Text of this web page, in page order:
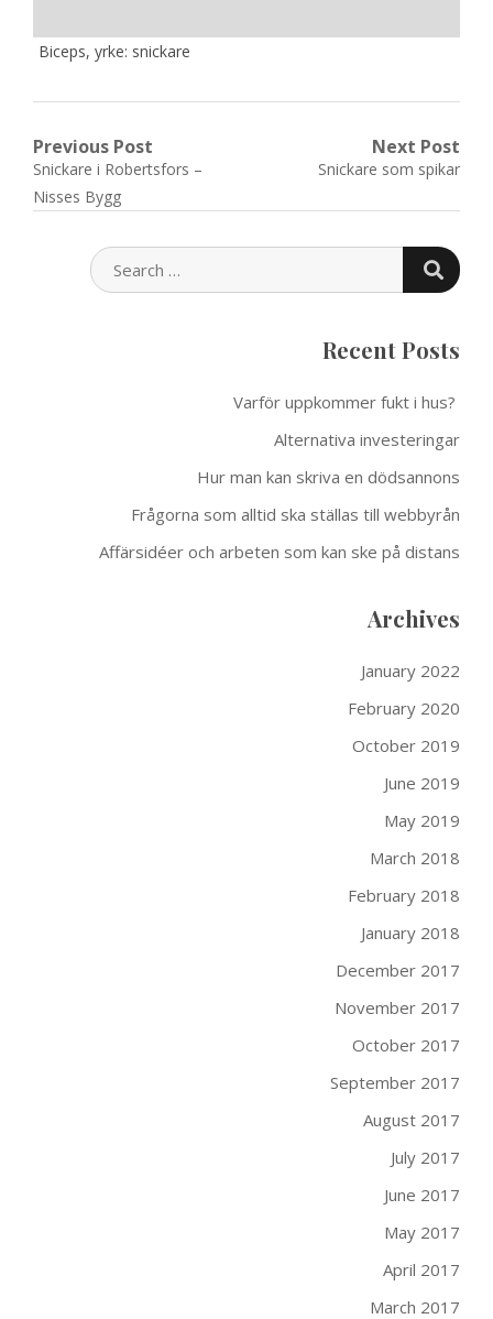
Biceps, yrke: snickare
Post
navigation
Previous Post
Previous
post:
Snickare i Robertsfors –
Nisses Bygg
Next Post
Next
Snickare som spikar
SEARCH
FOR:
Recent Posts
Varför uppkommer fukt i hus?
Alternativa investeringar
Hur man kan skriva en dödsannons
Frågorna som alltid ska ställas till webbyrån
Affärsidéer och arbeten som kan ske på distans
Archives
January 2022
February 2020
October 2019
June 2019
May 2019
March 2018
February 2018
January 2018
December 2017
November 2017
October 2017
September 2017
August 2017
July 2017
June 2017
May 2017
April 2017
March 2017